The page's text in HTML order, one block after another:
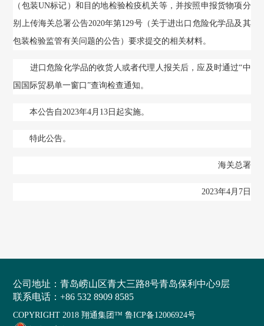
（包装UN标记）和目的地检验检疫机关等，并按照申报货物项分
别上传海关总署公告2020年第129号（关于进出口危险化学品及其
包装检验监管有关问题的公告）要求提交的相关材料。
进口危险化学品的收货人或者代理人报关后，应及时通过“中
国国际贸易单一窗口”查询检查通知。
本公告自2023年4月13日起实施。
特此公告。
海关总署
2023年4月7日
公司地址：青岛崂山区青大三路8号青岛保利中心9层
联系电话：+86 532 8909 8585
COPYRIGHT 2018 翔通集团™ 鲁ICP备12006924号